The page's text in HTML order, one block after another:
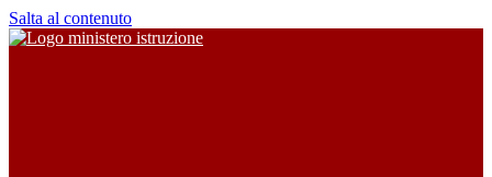
Salta al contenuto